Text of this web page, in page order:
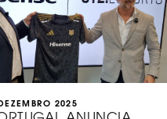
2025